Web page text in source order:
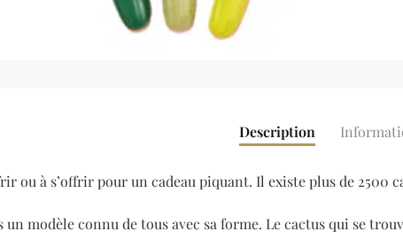
Description
ou à s’offrir pour un cadeau piquant. Il existe plus de 2500
un modèle connu de tous avec sa forme. Le cactus qui se